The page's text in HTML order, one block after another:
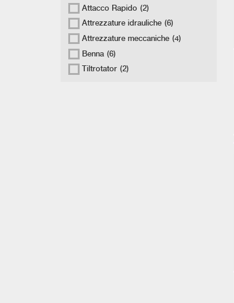
Attacco Rapido (2)
Attrezzature idrauliche (6)
Attrezzature meccaniche (4)
Benna (6)
Tiltrotator (2)